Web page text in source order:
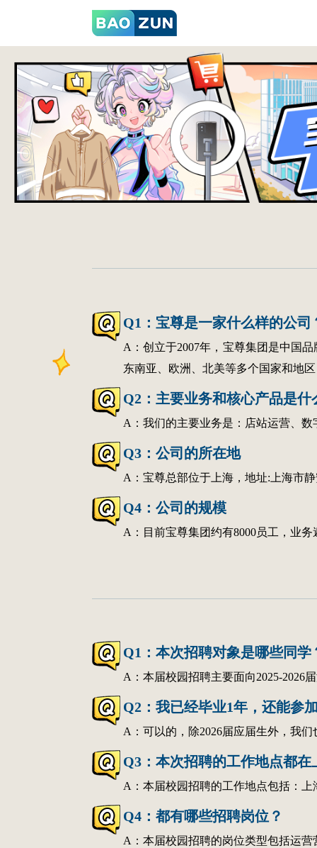
Q1：宝尊是一家什么样的公司
A：创立于2007年，宝尊集团是中国
东南亚、欧洲、北美等多个国家和地
Q2：主要业务和核心产品是什
A：我们的主要业务是：店站运营、
Q3：公司的所在地
A：宝尊总部位于上海，地址:上海市
Q4：公司的规模
A：目前宝尊集团约有8000员工，业
Q1：本次招聘对象是哪些同学
A：本届校园招聘主要面向2025-2026
Q2：我已经毕业1年，还能参
A：可以的，除2026届应届生外，我
Q3：本次招聘的工作地点都在
A：本届校园招聘的工作地点包括：上
Q4：都有哪些招聘岗位？
A：本届校园招聘的岗位类型包括运营